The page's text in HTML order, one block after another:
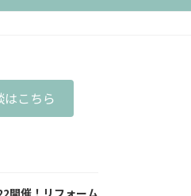
はこちら
開催！リフォーム